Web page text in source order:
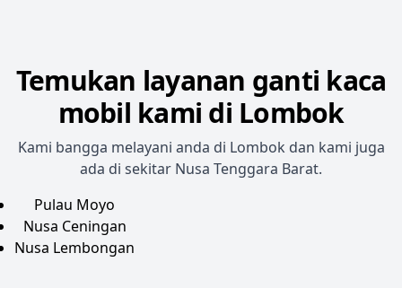
Temukan layanan ganti kaca
mobil kami di Lombok
Kami bangga melayani anda di Lombok dan kami juga
ada di sekitar Nusa Tenggara Barat.
Pulau Moyo
Nusa Ceningan
Nusa Lembongan